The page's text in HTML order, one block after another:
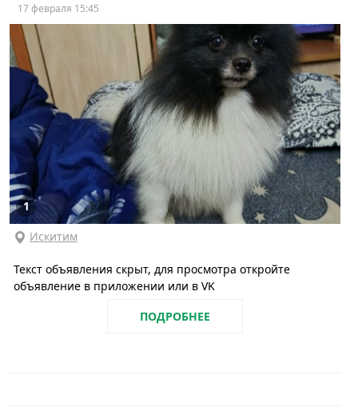
17 февраля 15:45
1
Искитим
Текст объявления скрыт, для просмотра откройте
объявление в приложении или в VK
ПОДРОБНЕЕ